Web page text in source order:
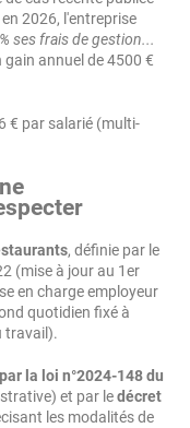
2026, l'entreprise
ses frais de gestion...
annuel de 4500 €
€ par salarié (multi-
, définie par le
(mise à jour au 1er
en charge employeur
quotidien fixé à
travail).
la loi n°2024-148 du
et par ledécret
les modalités de